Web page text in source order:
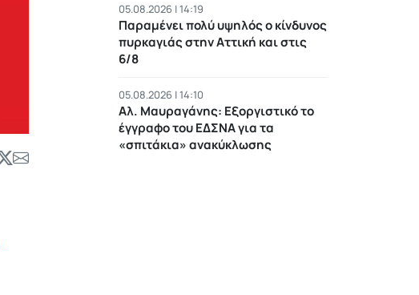
05.08.2026 | 14:19
Παραμένει πολύ υψηλός ο κίνδυνος
πυρκαγιάς στην Αττική και στις
6/8
05.08.2026 | 14:10
Αλ. Μαυραγάνης: Εξοργιστικό το
έγγραφο του ΕΔΣΝΑ για τα
«σπιτάκια» ανακύκλωσης